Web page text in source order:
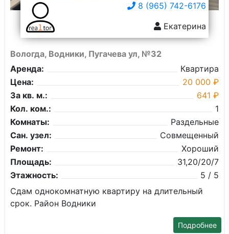
8 (965) 742-6176
Екатерина
Вологда, Водники, Пугачева ул, №32
Аренда:
Квартира
Цена:
20 000 ₽
За кв. м.:
641 ₽
Кол. ком.:
1
Комнаты:
Раздельные
Сан. узел:
Совмещенный
Ремонт:
Хороший
Площадь:
31,20/20/7
Этажность:
5 / 5
Сдам однокомнатную квартиру на длительный
срок. Район Водники
Подробнее